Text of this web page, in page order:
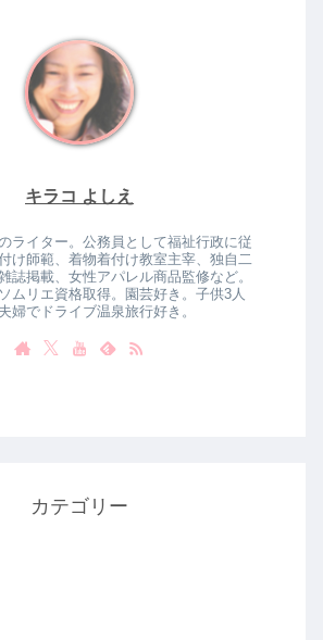
キラコ よしえ
ライター。公務員として福祉行政に従
け師範、着物着付け教室主宰、独自二
誌掲載、女性アパレル商品監修など。
ムリエ資格取得。園芸好き。子供3人
婦でドライブ温泉旅行好き。
カテゴリー